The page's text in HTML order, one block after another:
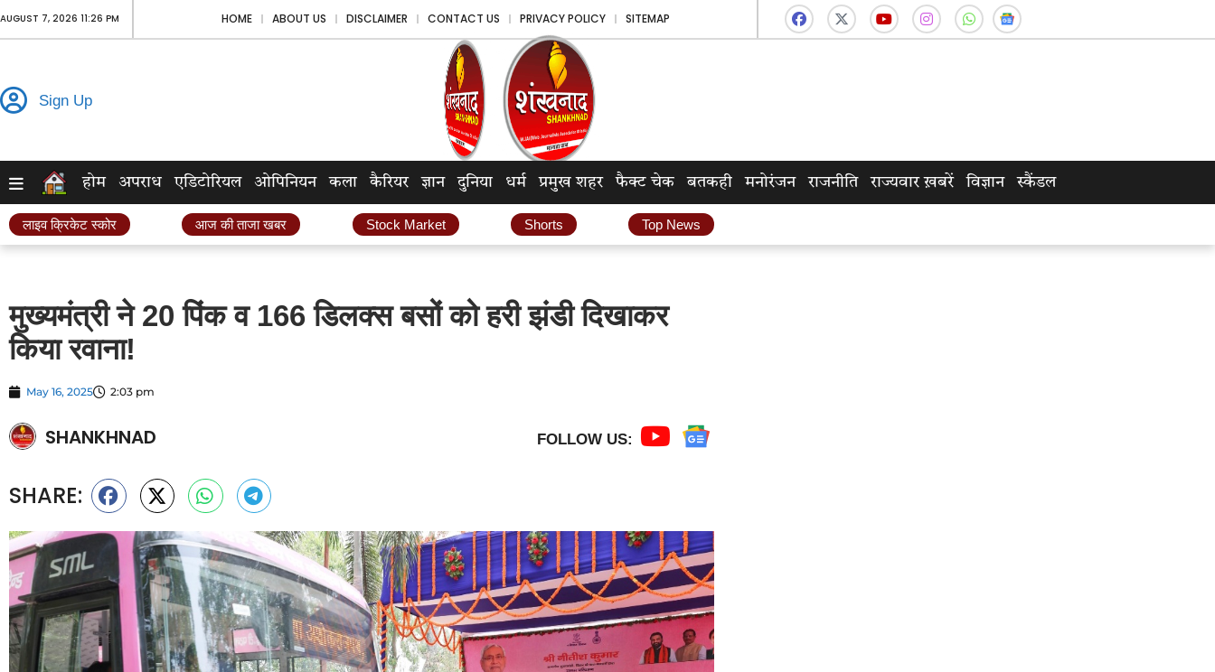
AUGUST 7, 2026 11:26 PM HOME ABOUT US DISCLAIMER CONTACT US PRIVACY POLICY SITEMAP
Sign Up
होम अपराध एडिटोरियल ओपिनियन कला कैरियर ज्ञान दुनिया धर्म प्रमुख शहर फैक्ट चेक बतकही मनोरंजन राजनीति राज्यवार ख़बरें विज्ञान स्कैंडल
लाइव क्रिकेट स्कोर आज की ताजा खबर Stock Market Shorts Top News
मुख्यमंत्री ने 20 पिंक व 166 डिलक्स बसों को हरी झंडी दिखाकर
किया रवाना!
May 16, 2025 2:03 pm
SHANKHNAD FOLLOW US:
SHARE: